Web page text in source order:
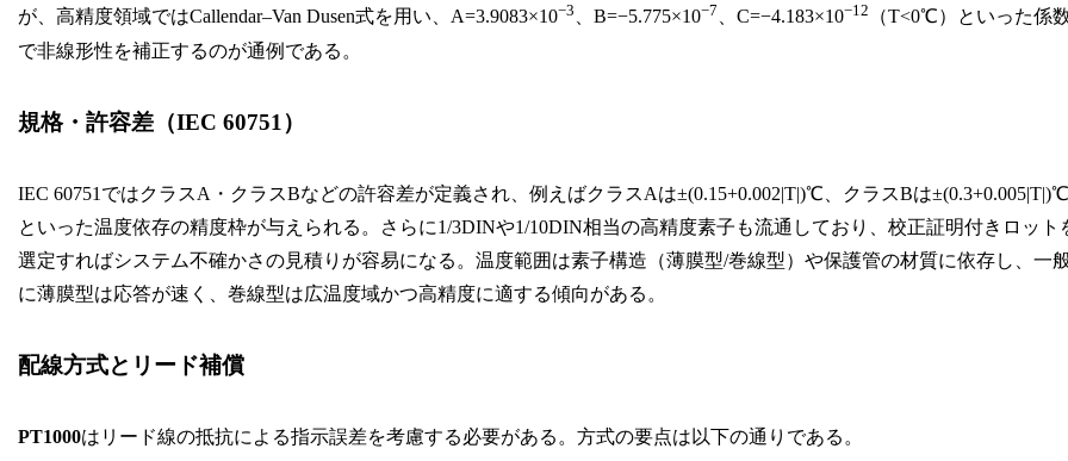
が、高精度領域ではCallendar–Van Dusen式を用い、A=3.9083×10−3 、B=−5.775×10−7 、C=−4.183×10−12
（T<0℃）といった係
で非線形性を補正するのが通例である。
規格・許容差（IEC 60751）
IEC 60751ではクラスA・クラスBなどの許容差が定義され、例えばクラスAは±(0.15+0.002|T|)℃、クラスBは±(0.3+0.005|T|)℃
といった温度依存の精度枠が与えられる。さらに1/3DINや1/10DIN相当の高精度素子も流通しており、校正証明付きロット
選定すればシステム不確かさの見積りが容易になる。温度範囲は素子構造（薄膜型/巻線型）や保護管の材質に依存し、一
に薄膜型は応答が速く、巻線型は広温度域かつ高精度に適する傾向がある。
配線方式とリード補償
PT1000はリード線の抵抗による指示誤差を考慮する必要がある。方式の要点は以下の通りである。